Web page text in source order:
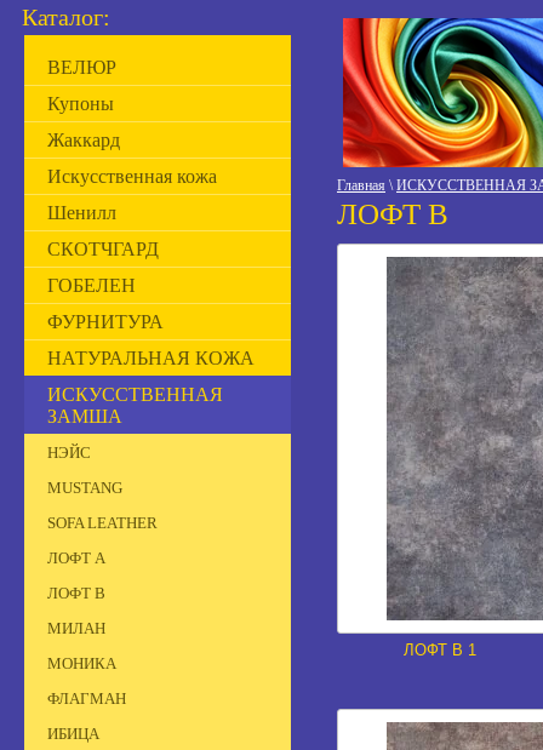
Главная \ИСКУССТВЕННАЯ
ЛОФТ В
ЛОФТ В 1
Каталог:
ВЕЛЮР
Купоны
Жаккард
Искусственная кожа
Шенилл
СКОТЧГАРД
ГОБЕЛЕН
ФУРНИТУРА
НАТУРАЛЬНАЯ КОЖА
ИСКУССТВЕННАЯ
ЗАМША
НЭЙС
MUSTANG
SOFA LEATHER
ЛОФТ А
ЛОФТ В
МИЛАН
МОНИКА
ФЛАГМАН
ИБИЦА